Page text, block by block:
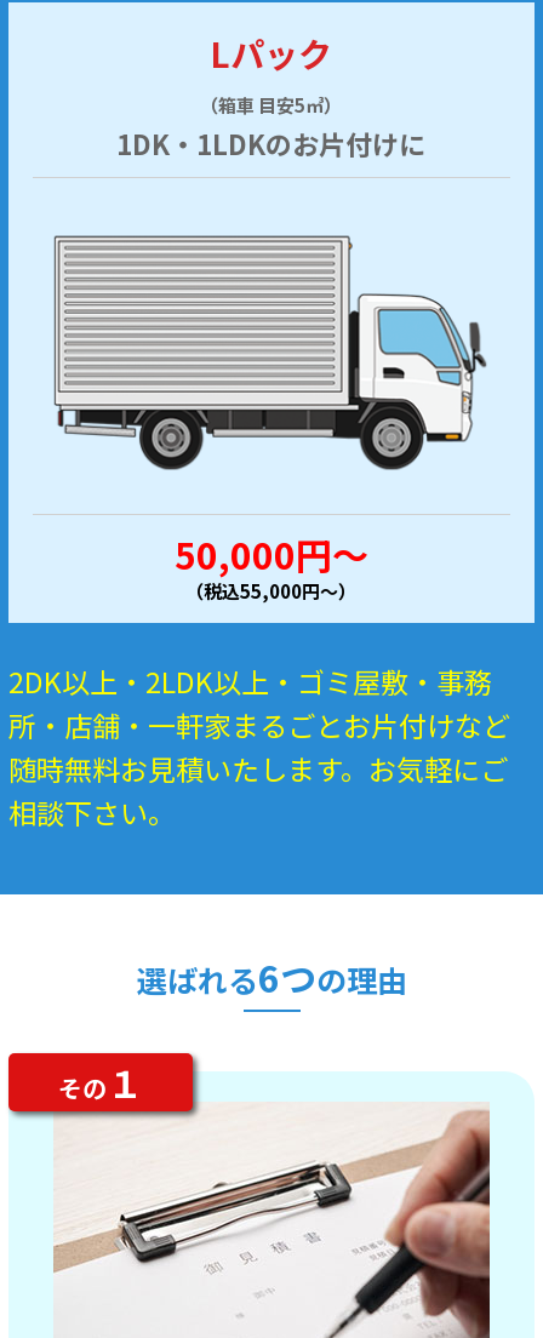
Lパック
（箱車 目安5㎥）
1DK・1LDKのお片付けに
50,000円～
（税込55,000円～）
2DK以上・2LDK以上・ゴミ屋敷・事務
所・店舗・一軒家まるごとお片付けなど
随時無料お見積いたします。お気軽にご
相談下さい。
選ばれる6つの理由
その １